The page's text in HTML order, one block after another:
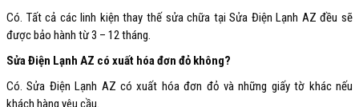
Có. Tất cả các linh kiện thay thế sửa chữa tại Sửa Điện Lạnh AZ đều sẽ
được bảo hành từ 3 – 12 tháng.
Sửa Điện Lạnh AZ có xuất hóa đơn đỏ không?
Có. Sửa Điện Lạnh AZ có xuất hóa đơn đỏ và những giấy tờ khác nếu
khách hàng yêu cầu.